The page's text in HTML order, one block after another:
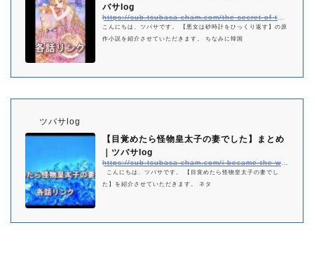
バサlog
こんにちは、ツバサです。 【悪女は砂時計をひっくり返す】の原
作小説を紹介させていただきます。 ちなみに韓国
ツバサlog
【目覚めたら怪物皇太子の妻でした】まとめ
｜ツバサlog
こんにちは、ツバサです。 【目覚めたら怪物皇太子の妻でし
た】を紹介させていただきます。 ネタ